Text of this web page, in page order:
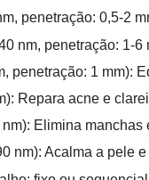
penetração: 0,5-2
nm, penetração: 1-
penetração: 1 mm):
Repara acne e
Elimina manchas
nm): Acalma a pele